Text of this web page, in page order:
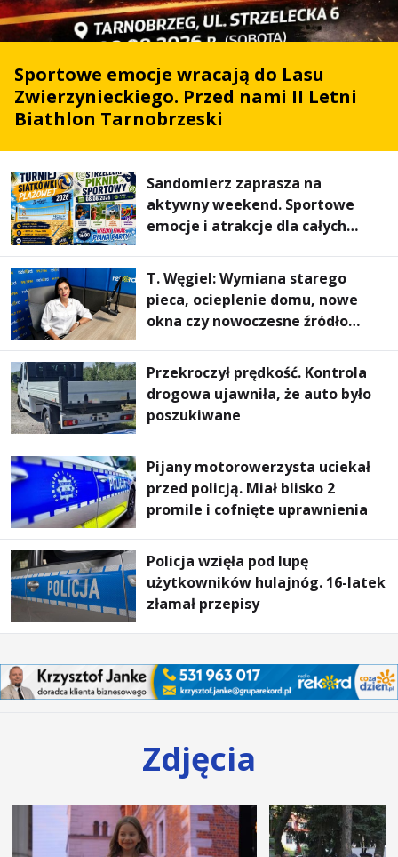
Sportowe emocje wracają do Lasu
Zwierzynieckiego. Przed nami II Letni
Biathlon Tarnobrzeski
Sandomierz zaprasza na
aktywny weekend. Sportowe
emocje i atrakcje dla całych
T. Węgiel: Wymiana starego
pieca, ocieplenie domu, nowe
okna czy nowoczesne źródło
rachunki za energię, lepszy
komfort życia i... czystsze
powietrze
Przekroczył prędkość. Kontrola
drogowa ujawniła, że auto było
poszukiwane
Pijany motorowerzysta uciekał
przed policją. Miał blisko 2
promile i cofnięte uprawnienia
Policja wzięła pod lupę
użytkowników hulajnóg. 16-latek
złamał przepisy
Zdjęcia